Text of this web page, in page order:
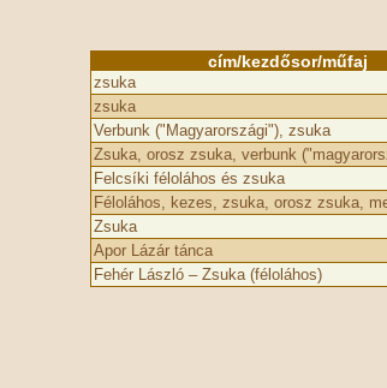
cím/kezdősor/műfaj
zsuka
zsuka
Verbunk ("Magyarországi"), zsuka
Zsuka, orosz zsuka, verbunk
Felcsíki féloláhos és zsuka
Féloláhos, kezes, zsuka, orosz zsuka,
Zsuka
Apor Lázár tánca
Fehér László – Zsuka (féloláhos)